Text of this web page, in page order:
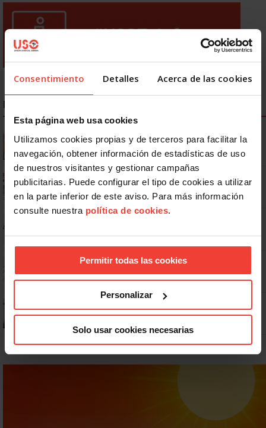
Consentimiento Detalles Acerca de las cookies
Esta página web usa cookies
Utilizamos cookies propias y de terceros para facilitar la
navegación, obtener información de estadísticas de uso
de nuestros visitantes y gestionar campañas
publicitarias. Puede configurar el tipo de cookies a utilizar
en la parte inferior de este aviso. Para más información
consulte nuestra política de cookies.
Permitir todas las cookies
Personalizar
Solo usar cookies necesarias
NOTICIAS MÁS LEÍDAS
Se actualizan las patologías para acceder a la jubilación
anticipada por discapacidad
Ya os podéis descargar la app de USO
No: si un festivo cae en sábado, no tienen por qué darte un día
Dudas frecuentes sobre las vacaciones